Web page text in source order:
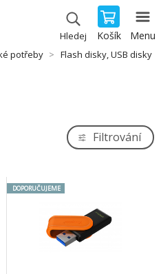
Hledej Košík Menu
potřeby
Flash disky, USB disky
Filtrování
DOPORUČUJEME